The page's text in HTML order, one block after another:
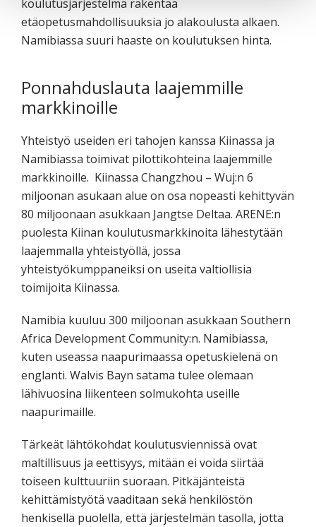
koulutusjärjestelmä rakentaa
etäopetusmahdollisuuksia jo alakoulusta alkaen.
Namibiassa suuri haaste on koulutuksen hinta.
Ponnahduslauta laajemmille
markkinoille
Yhteistyö useiden eri tahojen kanssa Kiinassa ja
Namibiassa toimivat pilottikohteina laajemmille
markkinoille. Kiinassa Changzhou – Wuj:n 6
miljoonan asukaan alue on osa nopeasti kehittyvän
80 miljoonaan asukkaan Jangtse Deltaa. ARENE:n
puolesta Kiinan koulutusmarkkinoita lähestytään
laajemmalla yhteistyöllä, jossa
yhteistyökumppaneiksi on useita valtiollisia
toimijoita Kiinassa.
Namibia kuuluu 300 miljoonan asukkaan Southern
Africa Development Community:n. Namibiassa,
kuten useassa naapurimaassa opetuskielenä on
englanti. Walvis Bayn satama tulee olemaan
lähivuosina liikenteen solmukohta useille
naapurimaille.
Tärkeät lähtökohdat koulutusviennissä ovat
maltillisuus ja eettisyys, mitään ei voida siirtää
toiseen kulttuuriin suoraan. Pitkäjänteistä
kehittämistyötä vaaditaan sekä henkilöstön
henkisellä puolella, että järjestelmän tasolla, jotta